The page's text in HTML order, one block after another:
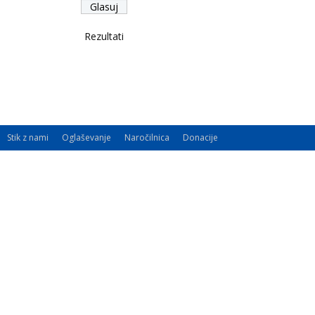
Rezultati
Stik z nami Oglaševanje Naročilnica Donacije